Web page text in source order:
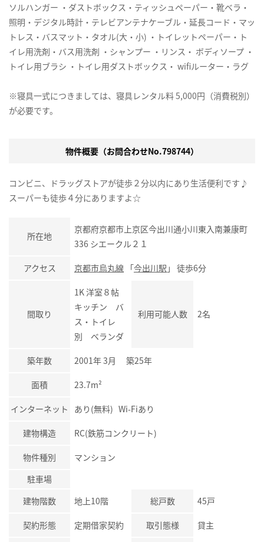
ソルハンガー ・ダストボックス・ティッシュペーパー・靴ベラ・
照明・デジタル時計・テレビアンテナケーブル・延長コード・マッ
トレス・バスマット・タオル(大・小) ・トイレットペーパー・ト
イレ用洗剤・バス用洗剤 ・シャンプー ・リンス・ ボディソープ ・
トイレ用ブラシ ・トイレ用ダストボックス・ wifiルーター・ラグ
※寝具一式につきましては、寝具レンタル料 5,000円（消費税別）
が必要です。
物件概要（お問合わせNo.798744）
コンビニ、ドラッグストアが徒歩２分以内にあり生活便利です♪
スーパーも徒歩４分にありますよ☆
所在地
京都府京都市上京区今出川通小川東入南兼康町
336 シエークル２１
アクセス 京都市烏丸線 「今出川駅 」 徒歩6分
間取り
1K 洋室８帖
キッチン バ
ス・トイレ
別 ベランダ
利用可能人数 2名
築年数 2001年 3月 築25年
面積 23.7m²
インターネット あり(無料) Wi-Fiあり
建物構造 RC(鉄筋コンクリート)
物件種別
マンション
駐車場
建物階数
地上10階 総戸数 45戸
契約形態 定期借家契約 取引態様 貸主